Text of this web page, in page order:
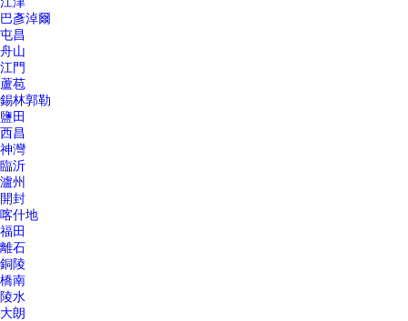
巴彥淖爾
屯昌
舟山
江門
蘆苞
錫林郭勒
鹽田
西昌
神灣
臨沂
瀘州
開封
喀什地
福田
離石
銅陵
橋南
陵水
大朗